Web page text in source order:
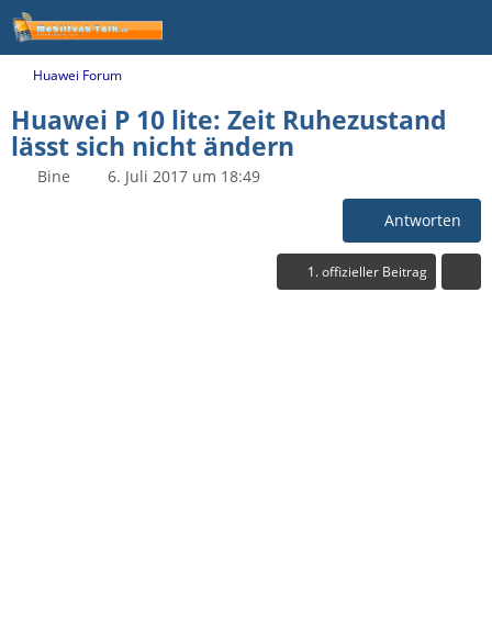
Huawei Forum
Huawei P 10 lite: Zeit Ruhezustand
lässt sich nicht ändern
Bine 6. Juli 2017 um 18:49
Antworten
1. offizieller Beitrag